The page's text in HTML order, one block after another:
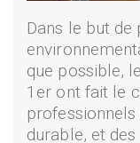
Dans le but
que possible,
1er ont fait le
durable, et